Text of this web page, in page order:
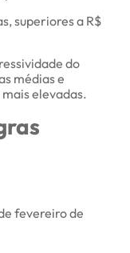
superiores a R$
do
médias e
elevadas.
fevereiro de